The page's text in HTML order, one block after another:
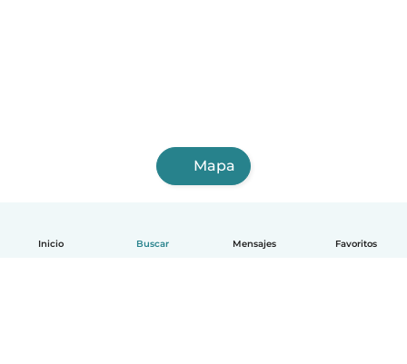
Inicio Buscar Mensajes Favoritos
Mapa